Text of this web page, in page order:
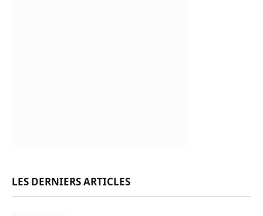
LES DERNIERS ARTICLES